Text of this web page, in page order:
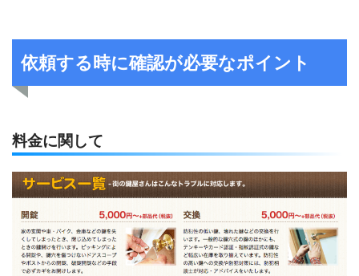
依頼する時に確認が必要なポイント
料金に関して